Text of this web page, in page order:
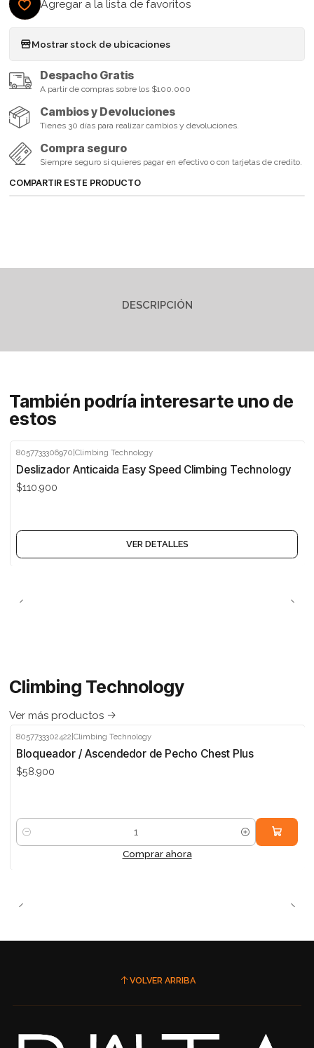
Agregar a la lista de favoritos
Mostrar stock de ubicaciones
Despacho Gratis
A partir de compras sobre los $100.000
Cambios y Devoluciones
Tienes 30 días para realizar cambios y devoluciones.
Compra seguro
Siempre seguro si quieres pagar en efectivo o con tarjetas de credito.
COMPARTIR ESTE PRODUCTO
DESCRIPCIÓN
También podría interesarte uno de
estos
Agotado
8057733306970|Climbing Technology
Deslizador Anticaida Easy Speed Climbing Technology
$110.900
VER DETALLES
Climbing Technology
Ver más productos
8057733302422 |Climbing Technology
Bloqueador / Ascendedor de Pecho Chest Plus
$58.900
Cantidad
Comprar ahora
VOLVER ARRIBA